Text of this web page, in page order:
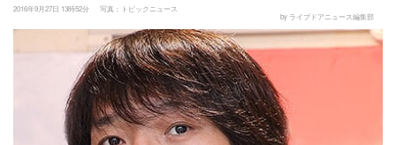
2016年9月27日 13時52分
写真：トピックニュース
by ライブドアニュース編集部